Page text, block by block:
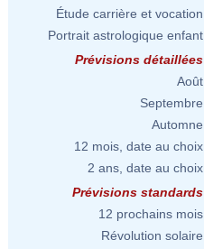
Étude carrière et vocation
Portrait astrologique enfant
Prévisions détaillées
Août
Septembre
Automne
12 mois, date au choix
2 ans, date au choix
Prévisions standards
12 prochains mois
Révolution solaire